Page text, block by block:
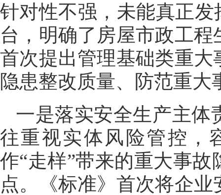
针对性不强，未能真正
台，明确了房屋市政工
首次提出管理基础类重
隐患整改质量、防范重
一是落实安全生产主体
往重视实体风险管控，
作“走样”带来的重大事
点。《标准》首次将企